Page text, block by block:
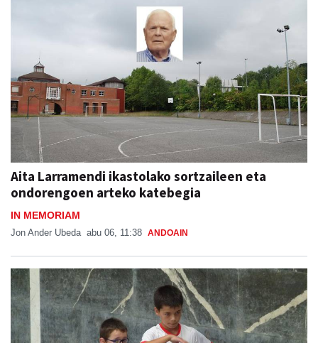
Aita Larramendi ikastolako sortzaileen eta
ondorengoen arteko katebegia
IN MEMORIAM
Jon Ander Ubeda abu 06, 11:38 ANDOAIN